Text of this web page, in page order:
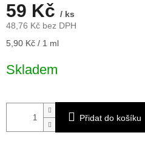
59 Kč / ks
48,76 Kč bez DPH
Měrná
5,90 Kč / 1 ml
Skladem
Přidat do košíku